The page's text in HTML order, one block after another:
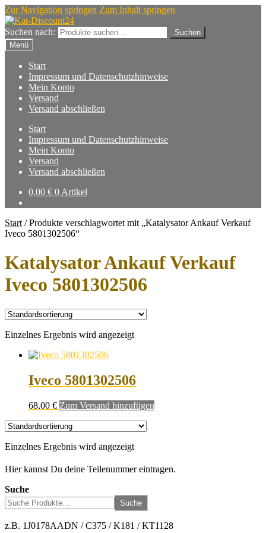
Zur Navigation springen Zum Inhalt springen
Suchen nach:
Suchen
Menü
Start
Impressum und Datenschutzhinweise
Mein Konto
Versand
Versand abschließen
Start
Impressum und Datenschutzhinweise
Mein Konto
Versand
Versand abschließen
0,00 € 0 Artikel
Start /Produkte verschlagwortet mit „Katalysator Ankauf Verkauf
Iveco 5801302506“
Katalysator Ankauf Verkauf
Iveco 5801302506
Einzelnes Ergebnis wird angezeigt
Iveco 5801302506
68,00 € Zum Versand hinzufügen
Einzelnes Ergebnis wird angezeigt
Hier kannst Du deine Teilenummer eintragen.
Suche
Suche
z.B. 1J0178AADN / C375 / K181 / KT1128